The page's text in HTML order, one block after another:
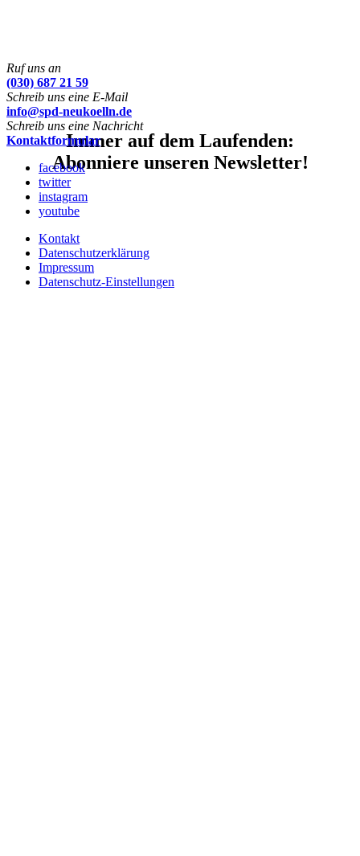
Immer auf dem Laufenden:
Abonniere unseren Newsletter!
Ruf uns an
(030) 687 21 59
Schreib uns eine E-Mail
info@spd-neukoelln.de
Schreib uns eine Nachricht
Kontaktformular
facebook
twitter
instagram
youtube
Kontakt
Datenschutzerklärung
Impressum
Datenschutz-Einstellungen